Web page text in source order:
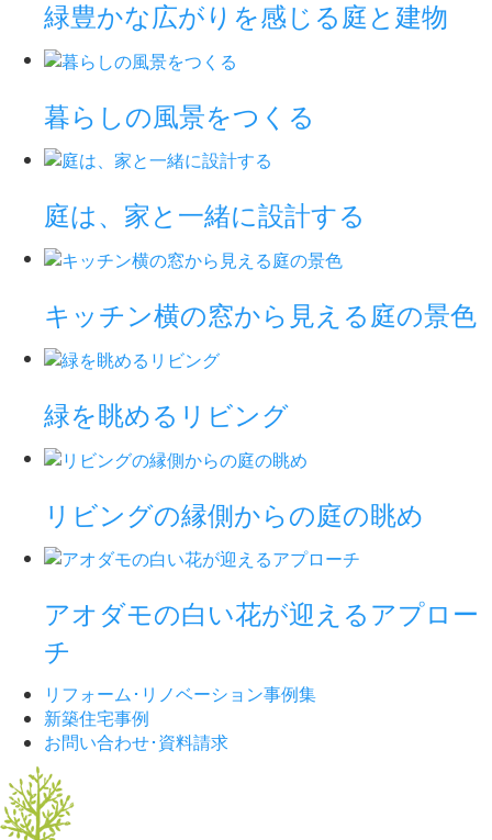
緑豊かな広がりを感じる庭と建物
暮らしの風景をつくる
庭は、家と一緒に設計する
キッチン横の窓から見える庭の景色
緑を眺めるリビング
リビングの縁側からの庭の眺め
アオダモの白い花が迎えるアプロー
チ
リフォーム･ リノベーション事例集
新築住宅事例
お問い合わせ･資料請求